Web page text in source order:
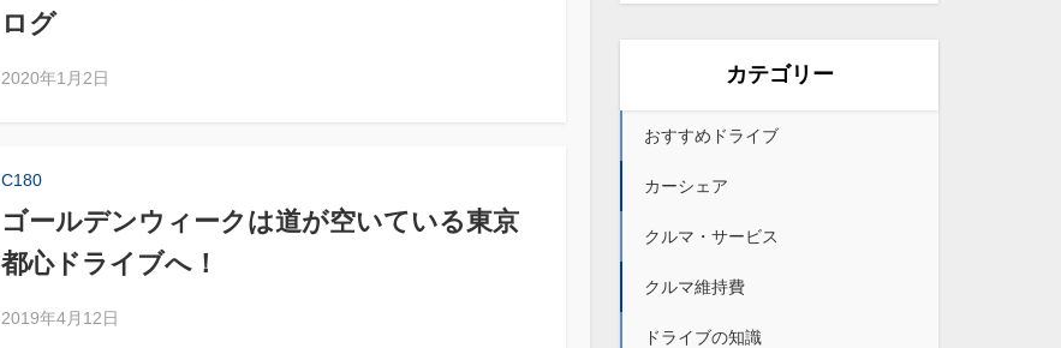
ログ
2020年1月2日
C180
ゴールデンウィークは道が空いている東京
都心ドライブへ！
2019年4月12日
カテゴリー
おすすめドライブ
カーシェア
クルマ・サービス
クルマ維持費
ドライブの知識